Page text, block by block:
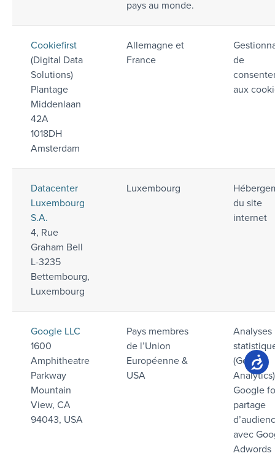
pays au monde.
Cookiefirst
(Digital Data
Solutions)
Plantage
Middenlaan
42A
1018DH
Amsterdam
Allemagne et
France
de
aux
Datacenter
Luxembourg
S.A.
4, Rue
Graham Bell
L-3235
Bettembourg,
Luxembourg
Luxembourg
du site
internet
Google LLC
1600
Amphitheatre
Parkway
Mountain
View, CA
94043, USA
Pays membres
de l’Union
Européenne &
USA
Analyses
(Google
Google
partage
avec
Adwords